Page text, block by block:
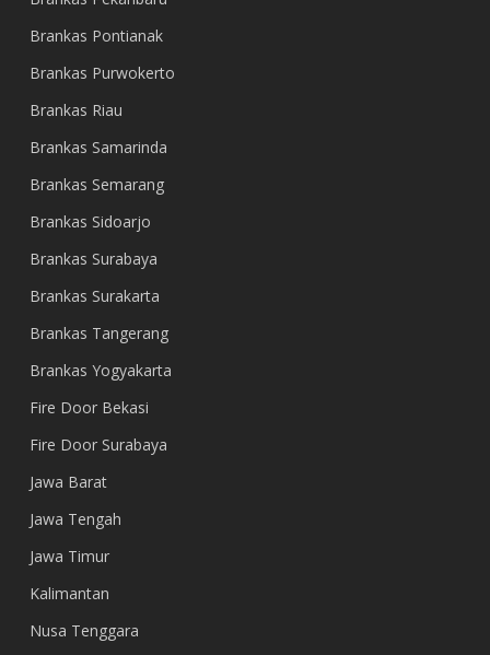
Brankas Pontianak
Brankas Purwokerto
Brankas Riau
Brankas Samarinda
Brankas Semarang
Brankas Sidoarjo
Brankas Surabaya
Brankas Surakarta
Brankas Tangerang
Brankas Yogyakarta
Fire Door Bekasi
Fire Door Surabaya
Jawa Barat
Jawa Tengah
Jawa Timur
Kalimantan
Nusa Tenggara